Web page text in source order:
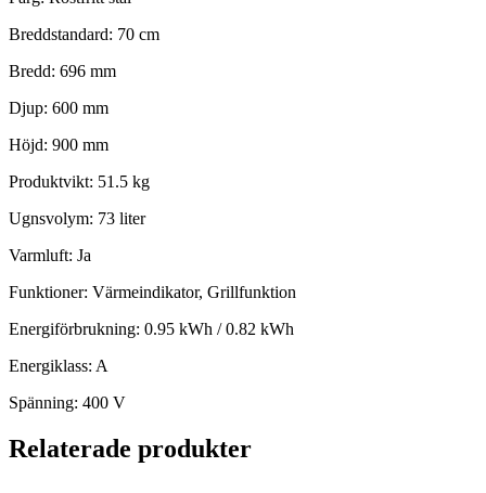
Breddstandard: 70 cm
Bredd: 696 mm
Djup: 600 mm
Höjd: 900 mm
Produktvikt: 51.5 kg
Ugnsvolym: 73 liter
Varmluft: Ja
Funktioner: Värmeindikator, Grillfunktion
Energiförbrukning: 0.95 kWh / 0.82 kWh
Energiklass: A
Spänning: 400 V
Relaterade produkter